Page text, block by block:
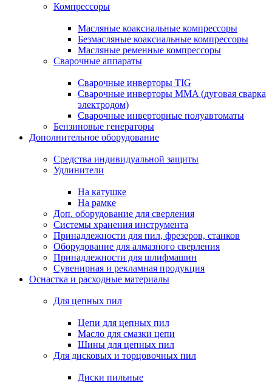
Компрессоры
Масляные коаксиальные компрессоры
Безмасляные коаксиальные компрессоры
Масляные ременные компрессоры
Сварочные аппараты
Сварочные инверторы TIG
Сварочные инверторы MMA (дуговая сварка
электродом)
Сварочные инверторные полуавтоматы
Бензиновые генераторы
Дополнительное оборудование
Средства индивидуальной защиты
Удлинители
На катушке
На рамке
Доп. оборудование для сверления
Системы хранения инструмента
Принадлежности для пил, фрезеров, станков
Оборудование для алмазного сверления
Принадлежности для шлифмашин
Сувенирная и рекламная продукция
Оснастка и расходные материалы
Для цепных пил
Цепи для цепных пил
Масло для смазки цепи
Шины для цепных пил
Для дисковых и торцовочных пил
Диски пильные